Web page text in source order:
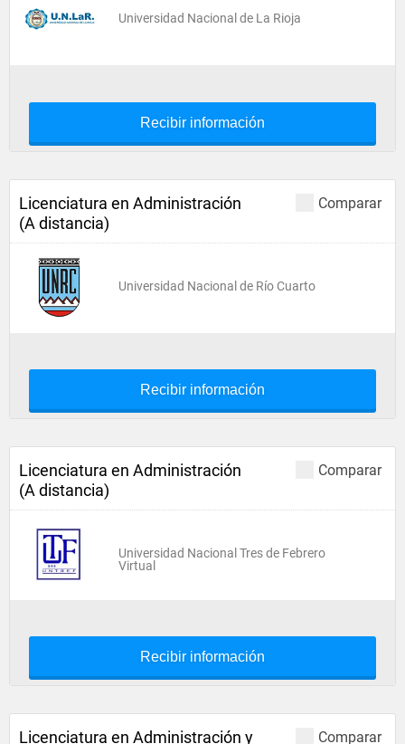
Universidad Nacional de La Rioja
Recibir información
Comparar
Licenciatura en Administración
(A distancia)
Universidad Nacional de Río Cuarto
Recibir información
Comparar
Licenciatura en Administración
(A distancia)
Universidad Nacional Tres de Febrero
Virtual
Recibir información
Comparar
Licenciatura en Administración y